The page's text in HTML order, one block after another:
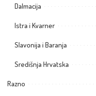
Dalmacija
Istra i Kvarner
Slavonija i Baranja
Središnja Hrvatska
Razno